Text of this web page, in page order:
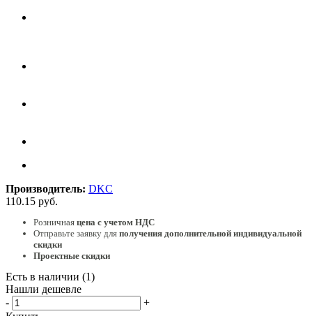
Производитель: DKC
110.15 руб.
Розничная цена с учетом НДС
Отправьте заявку для получения дополнительной индивидуальной
скидки
Проектные скидки
Есть в наличии (1)
Нашли дешевле
-
+